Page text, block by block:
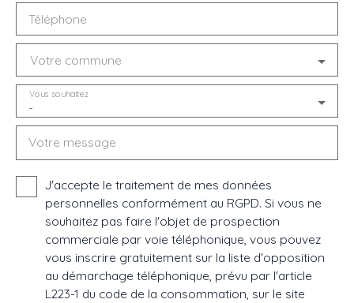
Téléphone
Votre commune
-
Vous souhaitez
Votre message
J'accepte le traitement de mes données
personnelles conformément au RGPD. Si vous ne
souhaitez pas faire l'objet de prospection
commerciale par voie téléphonique, vous pouvez
vous inscrire gratuitement sur la liste d'opposition
au démarchage téléphonique, prévu par l'article
L223-1 du code de la consommation, sur le site